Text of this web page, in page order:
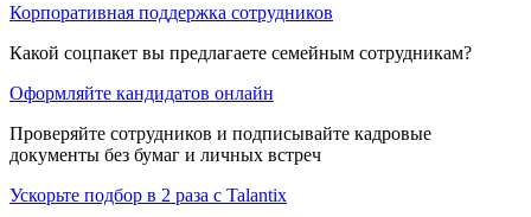
Корпоративная поддержка сотрудников
Какой соцпакет вы предлагаете семейным сотрудникам?
Оформляйте кандидатов онлайн
Проверяйте сотрудников и подписывайте кадровые
документы без бумаг и личных встреч
Ускорьте подбор в 2 раза с Talantix